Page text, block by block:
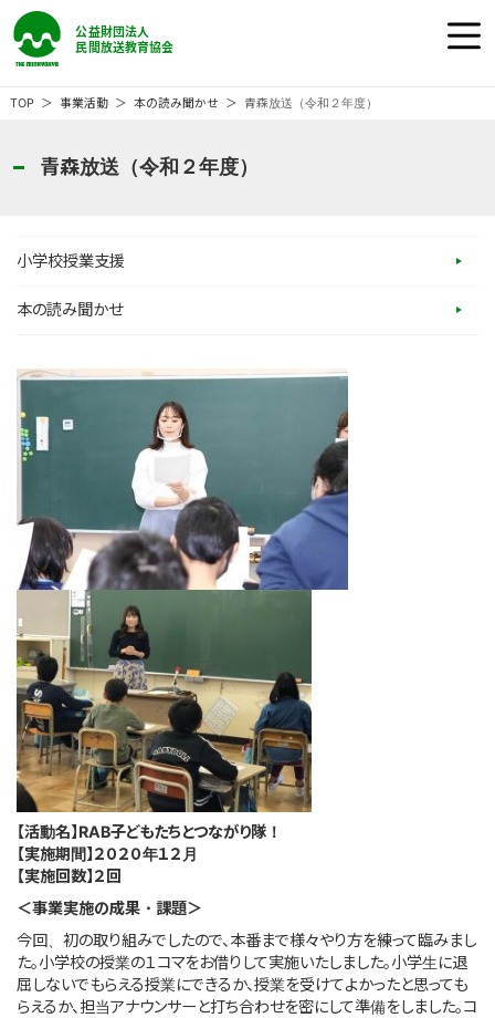
ホーム
民教協の『番組』
民教協の『大会』
民教協とは
ご意見・ご感想
このサイトについて
サイトマップ
TOP 事業活動 本の読み聞かせ 青森放送（令和２年度）
青森放送（令和２年度）
小学校授業支援
本の読み聞かせ
【活動名】RAB子どもたちとつながり隊！
【実施期間】２０２０年１２月
【実施回数】２回
＜事業実施の成果・課題＞
今回、初の取り組みでしたので、本番まで様々やり方を練って臨みまし
た。小学校の授業の１コマをお借りして実施いたしました。小学生に退
屈しないでもらえる授業にできるか、授業を受けてよかったと思っても
らえるか、担当アナウンサーと打ち合わせを密にして準備をしました。コ